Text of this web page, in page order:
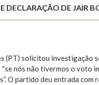
DECLARAÇÃO DE JAIR
(PT) solicitou investigação
nós não tivermos o voto
O partido deu entrada